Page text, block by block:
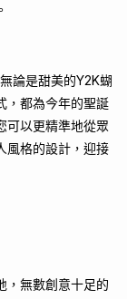
論是甜美的Y2K蝴
，都為今年的聖誕
可以更精準地從眾
風格的設計，迎接
，無數創意十足的